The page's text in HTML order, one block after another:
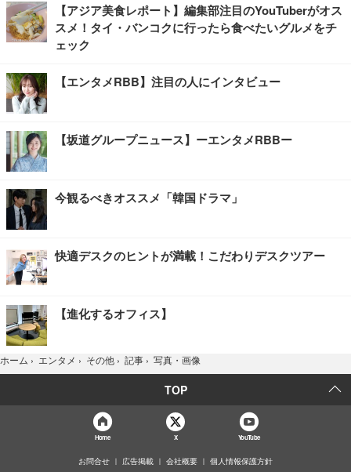
【アジア美食レポート】編集部注目のYouTuberがオス
スメ！タイ・バンコクに行ったら食べたいグルメをチ
ェック
【エンタメRBB】注目の人にインタビュー
【坂道グループニュース】ーエンタメRBBー
今観るべきオススメ「韓国ドラマ」
快適デスクのヒントが満載！こだわりデスクツアー
【進化するオフィス】
ホーム › エンタメ › その他 › 記事 › 写真・画像
TOP
Home X YouTube
お問合せ 広告掲載 会社概要 個人情報保護方針